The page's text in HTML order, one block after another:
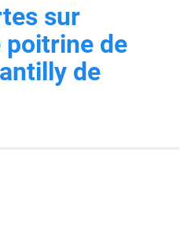
sur
poitrine de
de